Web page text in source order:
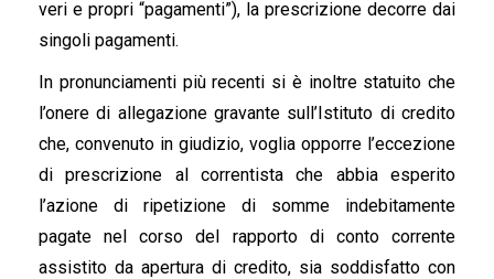
veri e propri “pagamenti”), la prescrizione decorre dai
singoli pagamenti.
In pronunciamenti più recenti si è inoltre statuito che
l’onere di allegazione gravante sull’Istituto di credito
che, convenuto in giudizio, voglia opporre l’eccezione
di prescrizione al correntista che abbia esperito
l’azione di ripetizione di somme indebitamente
pagate nel corso del rapporto di conto corrente
assistito da apertura di credito, sia soddisfatto con